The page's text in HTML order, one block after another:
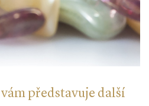
představuje další